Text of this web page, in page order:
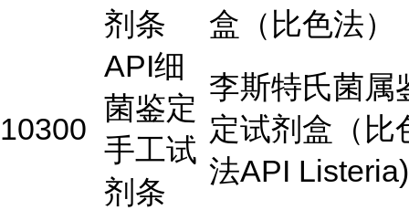
剂条
盒（比色法）
10300
API细
菌鉴定
手工试
剂条
李斯特氏菌属
定试剂盒（比
法API Listeria)